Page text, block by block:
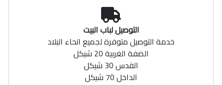
التوصيل لباب البيت
خدمة التوصيل متوفرة لجميع انحاء البلاد
الضفة الغربية 20 شيكل
القدس 30 شيكل
الداخل 70 شيكل